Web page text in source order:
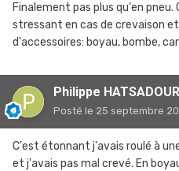
Finalement pas plus qu'en
stressant en cas de crevaison
d'accessoires: boyau, bombe,
Philippe
Posté le 25 septembre
C'est étonnant j'avais roulé à
et j'avais pas mal crevé. En